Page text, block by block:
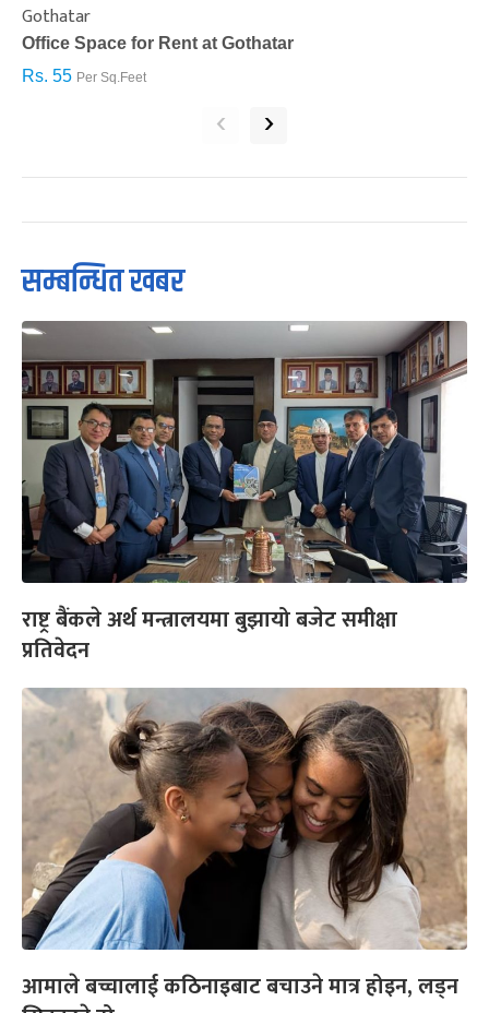
Gothatar
Office Space for Rent at Gothatar
Rs. 55 Per Sq.Feet
‹ ›
सम्बन्धित खबर
राष्ट्र बैंकले अर्थ मन्त्रालयमा बुझायो बजेट समीक्षा
प्रतिवेदन
आमाले बच्चालाई कठिनाइबाट बचाउने मात्र होइन, लड्न